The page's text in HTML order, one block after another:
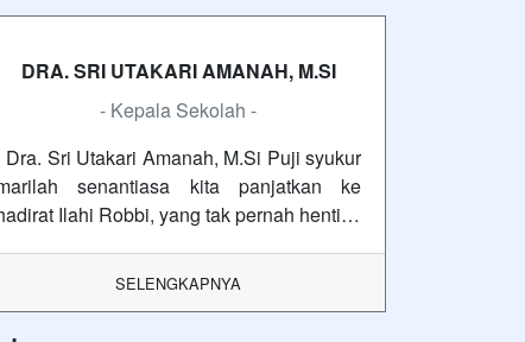
DRA. SRI UTAKARI AMANAH, M.SI
- Kepala Sekolah -
Dra. Sri Utakari Amanah, M.Si Puji syukur
senantiasa kita panjatkan ke
Ilahi Robbi, yang tak pernah henti…
SELENGKAPNYA